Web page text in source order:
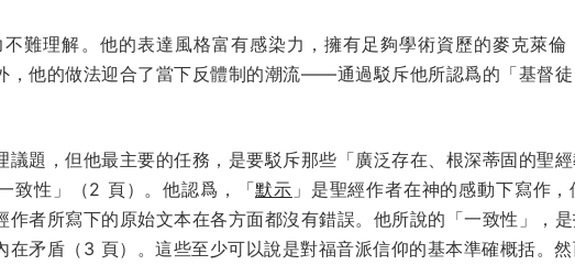
難理解。他的表達風格富有感染力，擁有足夠學術資歷的麥克萊倫
，他的做法迎合了當下反體制的潮流——通過駁斥他所認爲的「基督
議題，但他最主要的任務，是要駁斥那些「廣泛存在、根深蒂固的聖
致性」（2 頁）。他認爲，「默示 」是聖經作者在神的感動下寫作
作者所寫下的原始文本在各方面都沒有錯誤。他所說的「一致性」，
矛盾（3 頁）。這些至少可以說是對福音派信仰的基本準確概括。然